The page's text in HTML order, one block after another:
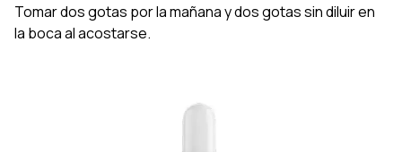
Tomar dos gotas por la mañana y dos gotas sin diluir en
la boca al acostarse.